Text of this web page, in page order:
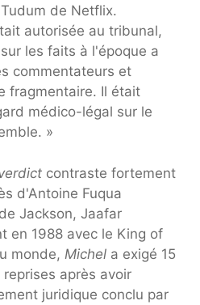
de Netflix.
autorisée au tribunal,
les faits à l'époque a
commentateurs et
fragmentaire. Il était
médico-légal sur le
»
contraste fortement
d'Antoine Fuqua
Jackson, Jaafar
en 1988 avec le King of
monde, Michel a exigé 15
après avoir
juridique conclu par